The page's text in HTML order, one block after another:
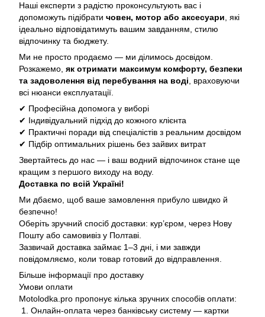
Наші експерти з радістю проконсультують вас і
допоможуть підібрати човен, мотор або аксесуари , які
ідеально відповідатимуть вашим завданням, стилю
відпочинку та бюджету.
Ми не просто продаємо — ми ділимось досвідом.
Розкажемо, як отримати максимум комфорту, безпеки
та задоволення від перебування на воді , враховуючи
всі нюанси експлуатації.
✔ Професійна допомога у виборі
✔ Індивідуальний підхід до кожного клієнта
✔ Практичні поради від спеціалістів з реальним досвідом
✔ Підбір оптимальних рішень без зайвих витрат
Звертайтесь до нас — і ваш водний відпочинок стане ще
кращим з першого виходу на воду.
Доставка по всій Україні!
Ми дбаємо, щоб ваше замовлення прибуло швидко й
безпечно!
Оберіть зручний спосіб доставки: кур’єром, через Нову
Пошту або самовивіз у Полтаві.
Зазвичай доставка займає 1–3 дні, і ми завжди
повідомляємо, коли товар готовий до відправлення.
Більше інформації про доставку
Умови оплати
Motolodka.pro пропонує кілька зручних способів оплати:
1. Онлайн-оплата через банківську систему — картки